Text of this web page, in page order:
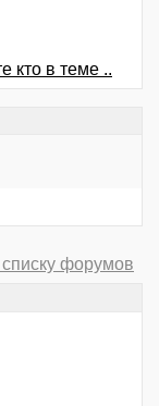
кто в теме ..
списку форумов